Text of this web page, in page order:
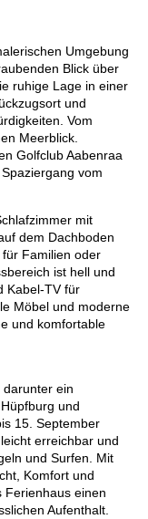
Umgebung
Blick über
ruhige Lage in einer
und
Vom
Meerblick.
Golfclub Aabenraa
vom
mit
dem Dachboden
Familien oder
ist hell und
Kabel-TV für
Möbel und moderne
und komfortable
ein
und
15. September
erreichbar und
und Surfen. Mit
Komfort und
Ferienhaus einen
Aufenthalt.